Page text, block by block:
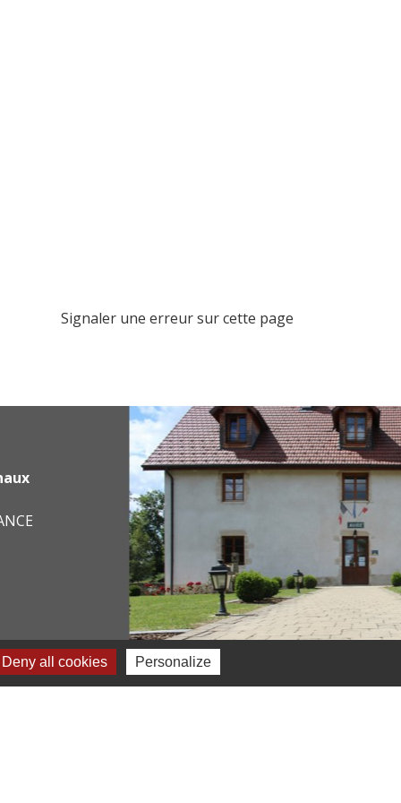
Signaler une erreur sur cette page
all cookies Personalize